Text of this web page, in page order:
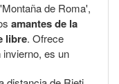
de Roma',
amantes de la
libre. Ofrece
es un